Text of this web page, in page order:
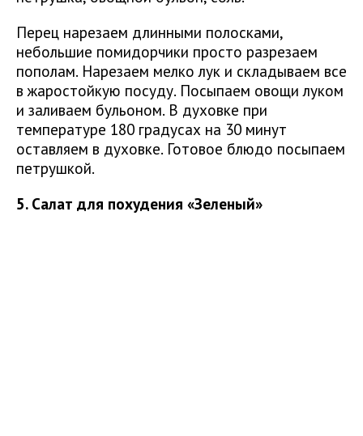
Перец нарезаем длинными полосками,
небольшие помидорчики просто разрезаем
пополам. Нарезаем мелко лук и складываем все
в жаростойкую посуду. Посыпаем овощи луком
и заливаем бульоном. В духовке при
температуре 180 градусах на 30 минут
оставляем в духовке. Готовое блюдо посыпаем
петрушкой.
5. Салат для похудения «Зеленый»